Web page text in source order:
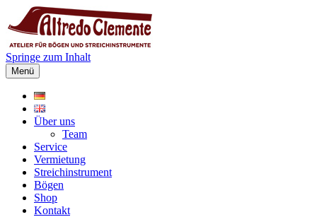
Springe zum Inhalt
Menü
Über uns
Team
Service
Vermietung
Streichinstrument
Bögen
Shop
Kontakt